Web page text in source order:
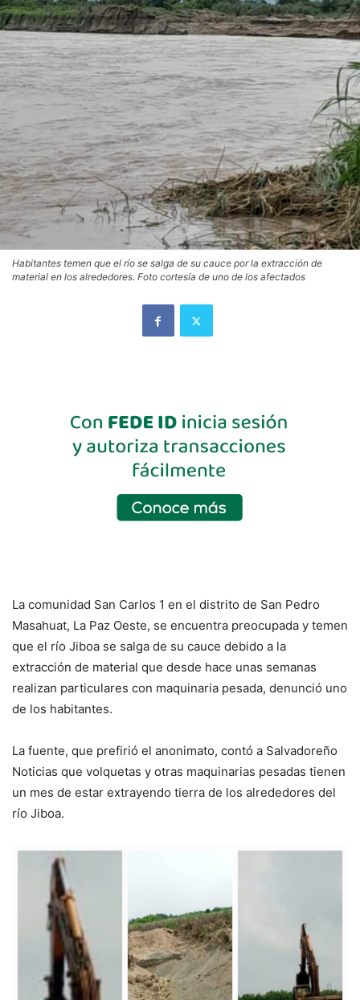
Habitantes temen que el río se salga de su cauce por la extracción de
material en los alrededores. Foto cortesía de uno de los afectados
La comunidad San Carlos 1 en el distrito de San Pedro
Masahuat, La Paz Oeste, se encuentra preocupada y temen
que el río Jiboa se salga de su cauce debido a la
extracción de material que desde hace unas semanas
realizan particulares con maquinaria pesada, denunció uno
de los habitantes.
La fuente, que prefirió el anonimato, contó a Salvadoreño
Noticias que volquetas y otras maquinarias pesadas tienen
un mes de estar extrayendo tierra de los alrededores del
río Jiboa.